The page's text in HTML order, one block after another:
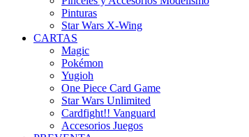
Pinturas
Star Wars X-Wing
CARTAS
Magic
Pokémon
Yugioh
One Piece Card Game
Star Wars Unlimited
Cardfight!! Vanguard
Accesorios Juegos